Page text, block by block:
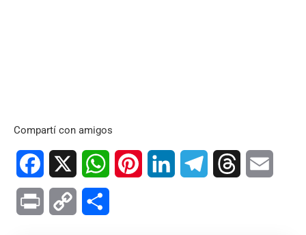
Compartí con amigos
Facebook WhatsAppPinterest LinkedIn TelegramThreads
Print Copy